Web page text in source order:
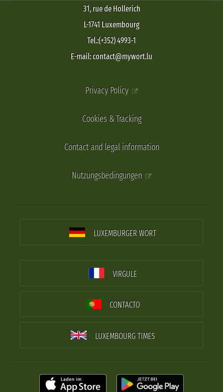
31, rue de Hollerich
L-1741 Luxembourg
Tel.:(+352) 4993-1
E-mail: contact@mywort.lu
Privacy Policy
Cookies & Tracking
Contact and legal information
Nutzungsbedingungen
LUXEMBURGER WORT
VIRGULE
CONTACTO
LUXEMBOURG TIMES